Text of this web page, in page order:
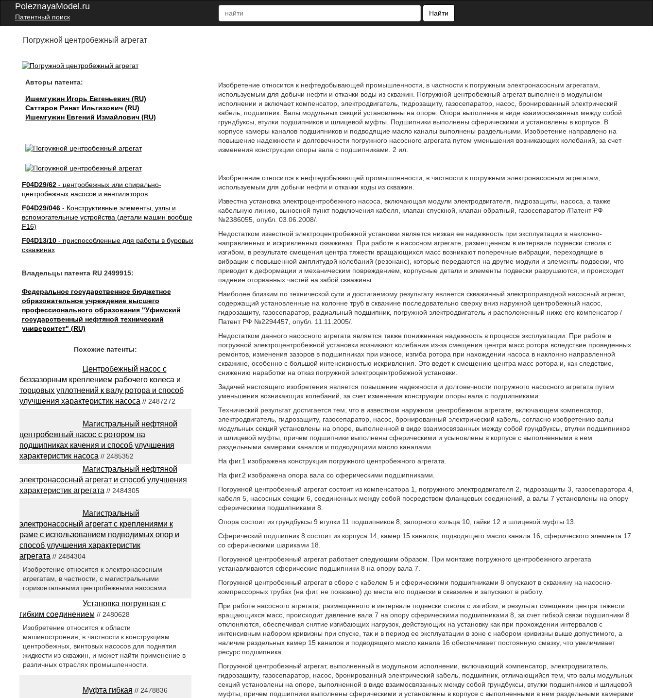
PoleznayaModel.ru
Патентный поиск
Найти
Погружной центробежный агрегат
Авторы патента:
Ишемгужин Игорь Евгеньевич (RU)
Саттаров Ринат Ильгизович (RU)
Ишемгужин Евгений Измайлович (RU)
F04D29/62- центробежных или спирально-
центробежных насосов и вентиляторов
F04D29/046- Конструктивные элементы, узлы и
вспомогательные устройства (детали машин вообще
F16)
F04D13/10- приспособленные для работы в буровых
скважинах
Владельцы патента RU 2499915:
Федеральное государственное бюджетное
образовательное учреждение высшего
профессионального образования "Уфимский
государственный нефтяной технический
университет" (RU)
Изобретение относится к нефтедобывающей промышленности, в частности к погружным электронасосным агрегатам,
используемым для добычи нефти и откачки воды из скважин. Погружной центробежный агрегат выполнен в модульном
исполнении и включает компенсатор, электродвигатель, гидрозащиту, газосепаратор, насос, бронированный электрический
кабель, подшипник. Валы модульных секций установлены на опоре. Опора выполнена в виде взаимосвязанных между собой
грундбуксы, втулки подшипников и шлицевой муфты. Подшипники выполнены сферическими и установлены в корпусе. В
корпусе камеры каналов подшипников и подводящие масло каналы выполнены раздельными. Изобретение направлено на
повышение надежности и долговечности погружного насосного агрегата путем уменьшения возникающих колебаний, за счет
изменения конструкции опоры вала с подшипниками. 2 ил.
Изобретение относится к нефтедобывающей промышленности, в частности к погружным электронасосным агрегатам,
используемым для добычи нефти и откачки коды из скважин.
Известна установка электроцентробежного насоса, включающая модули электродвигателя, гидрозащиты, насоса, а также
кабельную линию, выносной пункт подключения кабеля, клапан спускной, клапан обратный, газосепаратор /Патент РФ
№2386055, опубл. 03.06.2008/.
Недостатком известной электроцентробежной установки является низкая ее надежность при эксплуатации в наклонно-
направленных и искривленных скважинах. При работе в насосном агрегате, размещенном в интервале подвески ствола с
изгибом, в результате смещения центра тяжести вращающихся масс возникают поперечные вибрации, переходящие в
вибрации с повышенной амплитудой колебаний (резонанс), которые передаются на другие модули и элементы подвески, что
приводит к деформации и механическим повреждением, корпусные детали и элементы подвески разрушаются, и происходит
падение оторванных частей на забой скважины.
Наиболее близким по технической сути и достигаемому результату является скважинный электроприводной насосный агрегат,
содержащий установленные на колонне труб в скважине последовательно сверху вниз наружной центробежный насос,
гидрозащиту, газосепаратор, радиальный подшипник, погружной электродвигатель и расположенный ниже его компенсатор /
Патент РФ №2294457, опубл. 11.11.2005/.
Недостатком данного насосного агрегата является также пониженная надежность в процессе эксплуатации. При работе в
погружной электроцентробежной установки возникают колебания из-за смещения центра масс ротора вследствие проведенных
ремонтов, изменения зазоров в подшипниках при износе, изгиба ротора при нахождении насоса в наклонно направленной
скважине, особенно с большой интенсивностью искривления. Это ведет к смещению центра масс ротора и, как следствие,
снижению наработки на отказ погружной электроцентробежной установки.
Задачей настоящего изобретения является повышение надежности и долговечности погружного насосного агрегата путем
уменьшения возникающих колебаний, за счет изменения конструкции опоры вала с подшипниками.
Технический результат достигается тем, что в известном наружном центробежном агрегате, включающем компенсатор,
электродвигатель, гидрозащиту, газосепаратор, насос, бронированный электрический кабель, согласно изобретению валы
модульных секций установлены на опоре, выполненной в виде взаимосвязанных между собой грундбуксы, втулки подшипников
и шлицевой муфты, причем подшипники выполнены сферическими и усыновлены в корпусе с выполненными в нем
раздельными камерами каналов и подводящими масло каналами.
На фиг.1 изображена конструкция погружного центробежного агрегата.
На фиг.2 изображена опора вала со сферическими подшипниками.
Погружной центробежный агрегат состоит из компенсатора 1, погружного электродвигателя 2, гидрозащиты 3, газосепаратора 4,
кабеля 5, насосных секции 6, соединенных между собой посредством фланцевых соединений, а валы 7 установлены на опору
сферическими подшипниками 8.
Опора состоит из грундбуксы 9 втулки 11 подшипников 8, запорного кольца 10, гайки 12 и шлицевой муфты 13.
Сферический подшипник 8 состоит из корпуса 14, камер 15 каналов, подводящего масло канала 16, сферического элемента 17
со сферическими шариками 18.
Погружной центробежный агрегат работает следующим образом. При монтаже погружного центробежного агрегата
устанавливаются сферические подшипники 8 на опору вала 7.
Погружной центробежный агрегат в сборе с кабелем 5 и сферическими подшипниками 8 опускают в скважину на насосно-
компрессорных трубах (на фиг. не показано) до места его подвески в скважине и запускают в работу.
При работе насосного агрегата, размещенного в интервале подвески ствола с изгибом, в результат смещения центра тяжести
вращающихся масс, происходит давление вала 7 на опору сферическими подшипниками 8, за счет гибкой связи подшипники 8
отклоняются, обеспечивая снятие изгибающих нагрузок, действующих на установку как при прохождении интервалов с
интенсивным набором кривизны при спуске, так и в период ее эксплуатации в зоне с набором кривизны выше допустимого, а
наличие раздельных камер 15 каналов и подводящего масло канала 16 обеспечивает постоянную смазку, что увеличивает
ресурс подшипника.
Погружной центробежный агрегат, выполненный в модульном исполнении, включающий компенсатор, электродвигатель,
гидрозащиту, газосепаратор, насос, бронированный электрический кабель, подшипник, отличающийся тем, что валы модульных
секций установлены на опоре, выполненной в виде взаимосвязанных между собой грундбуксы, втулки подшипников и шлицевой
муфты, причем подшипники выполнены сферическими и установлены в корпусе с выполненными в нем раздельными камерами
Похожие патенты:
Центробежный насос с
беззазорным креплением рабочего колеса и
торцовых уплотнений к валу ротора и способ
улучшения характеристик насоса // 2487272
Магистральный нефтяной
центробежный насос с ротором на
подшипниках качения и способ улучшения
характеристик насоса // 2485352
Магистральный нефтяной
электронасосный агрегат и способ улучшения
характеристик агрегата // 2484305
Магистральный
электронасосный агрегат с креплениями к
раме с использованием подводимых опор и
способ улучшения характеристик
агрегата // 2484304
Изобретение относится к электронасосным
агрегатам, в частности, с магистральными
горизонтальными центробежными насосами. .
Установка погружная с
гибким соединением // 2480628
Изобретение относится к области
машиностроения, в частности к конструкциям
центробежных, винтовых насосов для поднятия
жидкости из скважин, и может найти применение в
различных отраслях промышленности.
Муфта гибкая // 2478836